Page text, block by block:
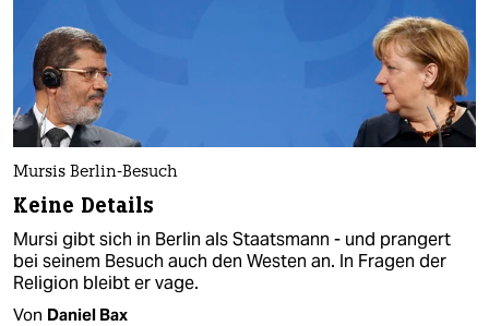
Mursis Berlin-Besuch
Keine Details
Mursi gibt sich in Berlin als Staatsmann - und prangert
bei seinem Besuch auch den Westen an. In Fragen der
Religion bleibt er vage.
Von Daniel Bax